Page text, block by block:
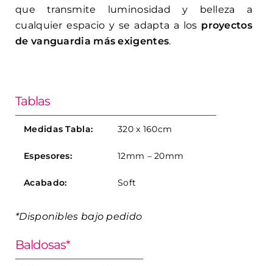
que transmite luminosidad y belleza a
cualquier espacio y se adapta a los proyectos
de vanguardia más exigentes.
Tablas
Medidas Tabla: 320 x 160cm
Espesores: 12mm – 20mm
Acabado: Soft
*Disponibles bajo pedido
Baldosas*